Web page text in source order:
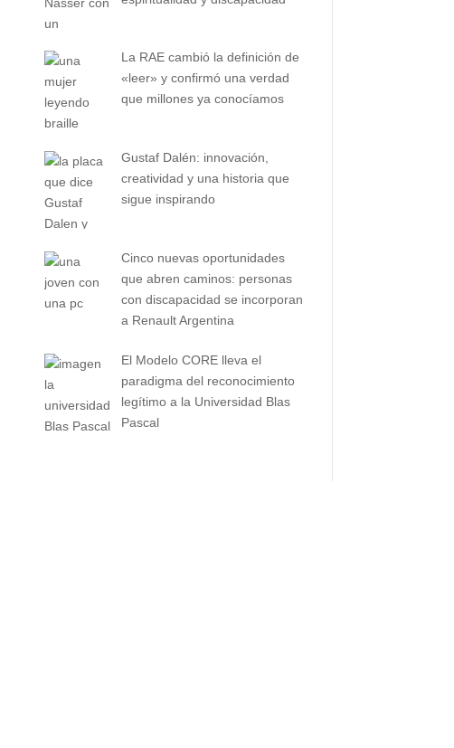
La RAE cambió la definición de
«leer» y confirmó una verdad
que millones ya conocíamos
Gustaf Dalén: innovación,
creatividad y una historia que
sigue inspirando
Cinco nuevas oportunidades
que abren caminos: personas
con discapacidad se incorporan
a Renault Argentina
El Modelo CORE lleva el
paradigma del reconocimiento
legítimo a la Universidad Blas
Pascal